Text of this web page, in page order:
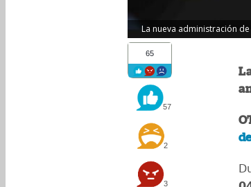
La nueva administración
65
57
2
3